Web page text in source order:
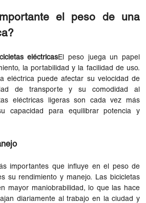
el peso de una
eléctricasEl peso juega un papel
la portabilidad y la facilidad de uso.
eléctrica puede afectar su velocidad de
de transporte y su comodidad al
eléctricas ligeras son cada vez más
capacidad para equilibrar potencia y
importantes que influye en el peso de
su rendimiento y manejo. Las bicicletas
mayor maniobrabilidad, lo que las hace
diariamente al trabajo en la ciudad y